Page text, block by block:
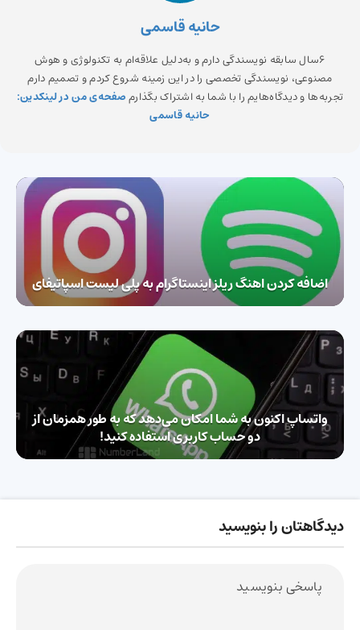
حانیه قاسمی
6سال سابقه نویسندگی دارم و به‌دلیل علاقه‌ام به تکنولوژی و هوش
مصنوعی، نویسندگی تخصصی را در این زمینه شروع کردم و تصمیم دارم
تجربه‌ها و دیدگاه‌هایم را با شما به اشتراک بگذارمصفحه‌ی من در لینکدین:
حانیه قاسمی
اضافه کردن اهنگ ریلز اینستاگرام به پلی لیست اسپاتیفای
واتساپ اکنون به شما امکان می‌دهد که به طور همزمان از
دو حساب کاربری استفاده کنید!
دیدگاهتان را بنویسید